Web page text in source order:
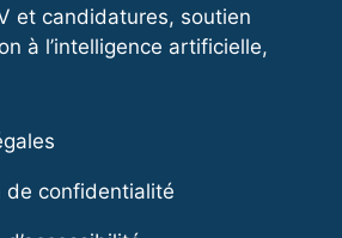
et candidatures, soutien
à l’intelligence artificielle,
de confidentialité